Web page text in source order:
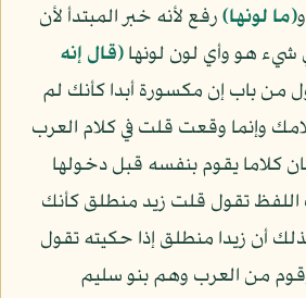
و﴿ما لونها﴾رفع لأنه خبر المبتدأ لأن
شيء هو وأي لون لونها﴿قال إنه
من باب إن مكسورة أبدا كأنك لم
وإنما وقعت قلت في كلام العرب
كلاما يقوم بنفسه قبل دخولها
تقول قلت زيد منطلق كأنك
أن زيدا منطلق إذا حكيته تقول
من العرب وهم بنو سليم